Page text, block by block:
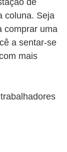
de
coluna. Seja
comprar uma
a sentar-se
mais